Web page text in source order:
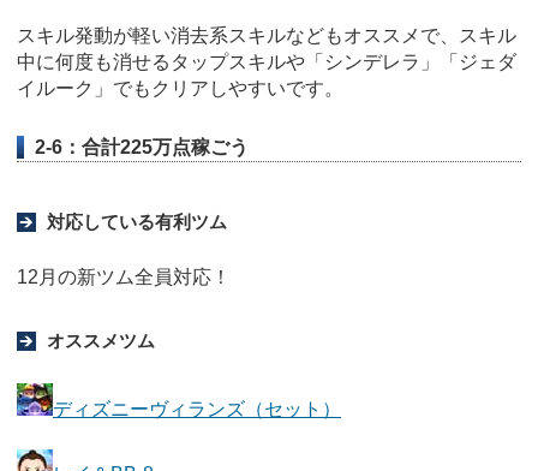
スキル発動が軽い消去系スキルなどもオススメで、スキル
中に何度も消せるタップスキルや「シンデレラ」「ジェダ
イルーク」でもクリアしやすいです。
2-6：合計225万点稼ごう
対応している有利ツム
12月の新ツム全員対応！
オススメツム
ディズニーヴィランズ（セット）